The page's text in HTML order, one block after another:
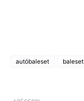
autóbaleset baleset